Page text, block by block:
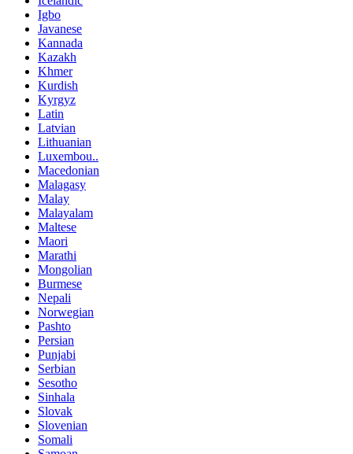
Igbo
Javanese
Kannada
Kazakh
Khmer
Kurdish
Kyrgyz
Latin
Latvian
Lithuanian
Luxembou..
Macedonian
Malagasy
Malay
Malayalam
Maltese
Maori
Marathi
Mongolian
Burmese
Nepali
Norwegian
Pashto
Persian
Punjabi
Serbian
Sesotho
Sinhala
Slovak
Slovenian
Somali